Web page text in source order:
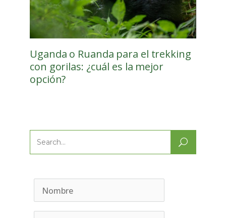
Uganda o Ruanda para el trekking
con gorilas: ¿cuál es la mejor
opción?
Search